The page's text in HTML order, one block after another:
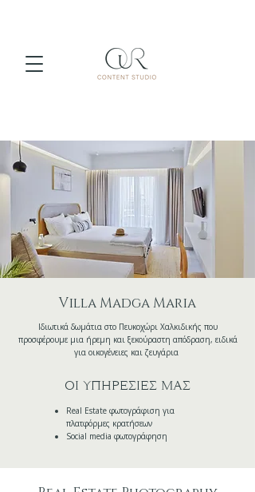
Villa Madga Maria
Ιδιωτικά δωμάτια στο Πευκοχώρι Χαλκιδικής που
προσφέρουμε μια ήρεμη και ξεκούραστη απόδραση, ειδικά
για οικογένειες και ζευγάρια
ΟΙ ΥΠΗΡΕΣΙΕΣ ΜΑΣ
​Real Estate φωτογράφιση για
πλατφόρμες κρατήσεων
Social media φωτογράφηση